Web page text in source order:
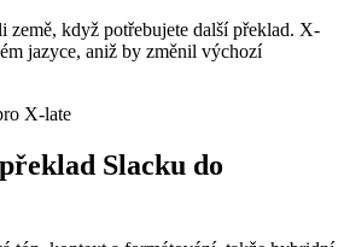
země, když potřebujete další překlad. X-
jazyce, aniž by změnil výchozí
X-late
Slacku do